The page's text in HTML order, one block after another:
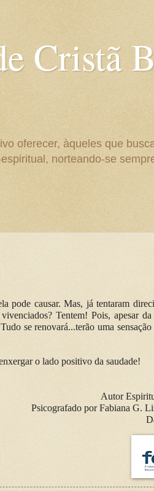
Cristã
oferecer, àqueles que
norteando-se
pode causar. Mas, já tentaram
Tentem! Pois, apesar
se renovará...terão uma
o lado positivo da saudade!
Autor
Psicografado por Fabiana G.